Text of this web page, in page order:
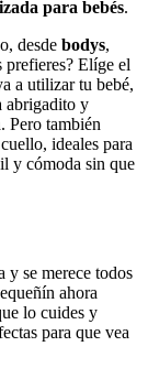
para bebés.
desde bodys,
prefieres? Elíge el
a utilizar tu bebé,
abrigadito y
Pero también
ideales para
y cómoda sin que
y se merece todos
ahora
lo cuides y
para que vea